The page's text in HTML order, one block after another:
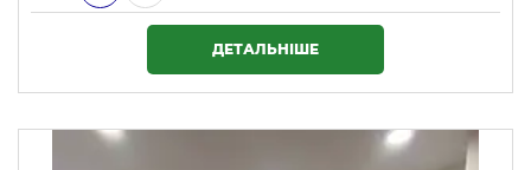
2 494 000 ₴
ДЕТАЛЬНІШЕ